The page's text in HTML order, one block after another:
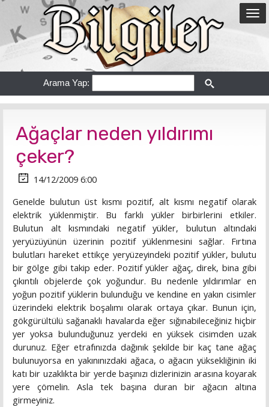
Arama Yap:
Ağaçlar neden yıldırımı
çeker?
14/12/2009 6:00
Genelde bulutun üst kısmı pozitif, alt kısmı negatif olarak
elektrik yüklenmiştir. Bu farklı yükler birbirlerini etkiler.
Bulutun alt kısmındaki negatif yükler, bulutun altındaki
yeryüzüyünün üzerinin pozitif yüklenmesini sağlar. Fırtına
bulutları hareket ettikçe yeryüzeyindeki pozitif yükler, bulutu
bir gölge gibi takip eder. Pozitif yükler ağaç, direk, bina gibi
çıkıntılı objelerde çok yoğundur. Bu nedenle yıldırımlar en
yoğun pozitif yüklerin bulunduğu ve kendine en yakın cisimler
üzerindeki elektrik boşalımı olarak ortaya çıkar. Bunun için,
gökgürültülü sağanaklı havalarda eğer sığınabileceğiniz hiçbir
yer yoksa bulunduğunuz yerdeki en yüksek cisimden uzak
durunuz. Eğer etrafınızda dağınık şekilde bir kaç tane ağaç
bulunuyorsa en yakınınızdaki ağaca, o ağacın yüksekliğinin iki
katı bir uzaklıkta bir yerde başınızı dizlerinizin arasına koyarak
yere çömelin. Asla tek başına duran bir ağacın altına
girmeyiniz.